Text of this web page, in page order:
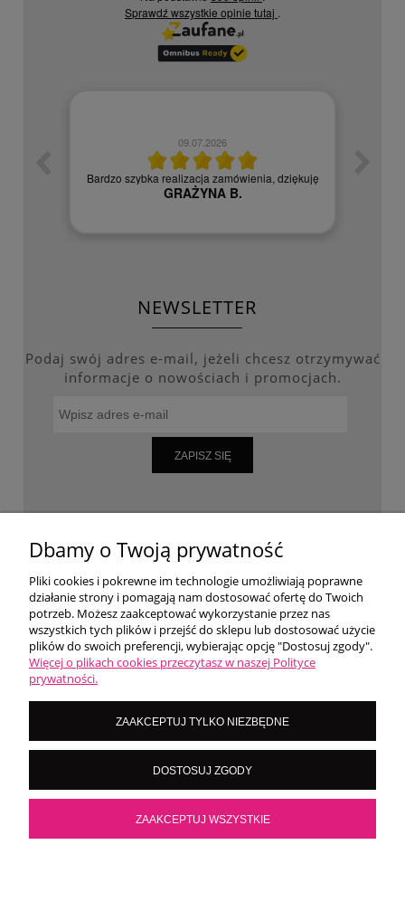
Sprawdź wszystkie opinie tutaj .
09.07.2026
Bardzo szybka realizacja zamówienia, dziękuję
GRAŻYNA B.
NEWSLETTER
Podaj swój adres e-mail, jeżeli chcesz otrzymywać
informacje o nowościach i promocjach.
ZAPISZ SIĘ
WARUNKI ZAKUPÓW
MOJE KONTO
O NAS
LoversNails Paulina Wiktorowicz | Brzozowa 7, 05-300 Targówka, woj
mazowieckie | NIP: 8222395546
Kontakt pn - pt: 8:00 - 16:00 |importmistewiczpartners@gmail.com
536 028 532
Sklep internetowy Shoper.pl
Dbamy o Twoją prywatność
Pliki cookies i pokrewne im technologie umożliwiają poprawne
działanie strony i pomagają nam dostosować ofertę do Twoich
potrzeb. Możesz zaakceptować wykorzystanie przez nas
wszystkich tych plików i przejść do sklepu lub dostosować użycie
plików do swoich preferencji, wybierając opcję "Dostosuj zgody".
Więcej o plikach cookies przeczytasz w naszej Polityce
prywatności.
ZAAKCEPTUJ TYLKO NIEZBĘDNE
DOSTOSUJ ZGODY
ZAAKCEPTUJ WSZYSTKIE